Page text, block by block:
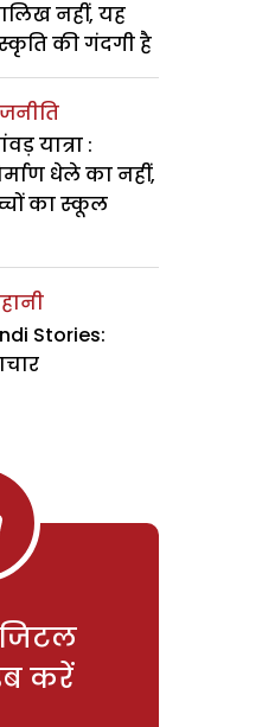
नहीं, यह
की गंदगी है
यात्रा :
धेले का नहीं,
का स्कूल
Stories:
करें